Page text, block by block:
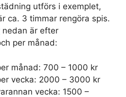
utförs i exemplet,
ca. 3 timmar rengöra spis.
nedan är efter
per månad:
månad: 700 – 1000 kr
vecka: 2000 – 3000 kr
vecka: 1500 –